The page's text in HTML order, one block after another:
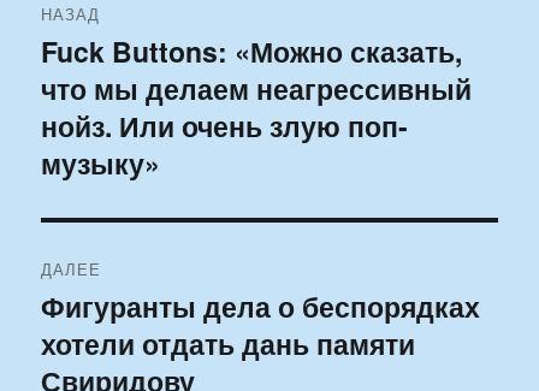
по
записям
НАЗАД
Предыдущая
запись:
Fuck Buttons: «Можно сказать,
что мы делаем неагрессивный
нойз. Или очень злую поп-
музыку»
ДАЛЕЕ
Следующая
запись:
Фигуранты дела о беспорядках
хотели отдать дань памяти
Свиридову